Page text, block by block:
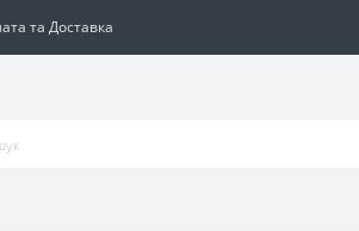
та Доставка